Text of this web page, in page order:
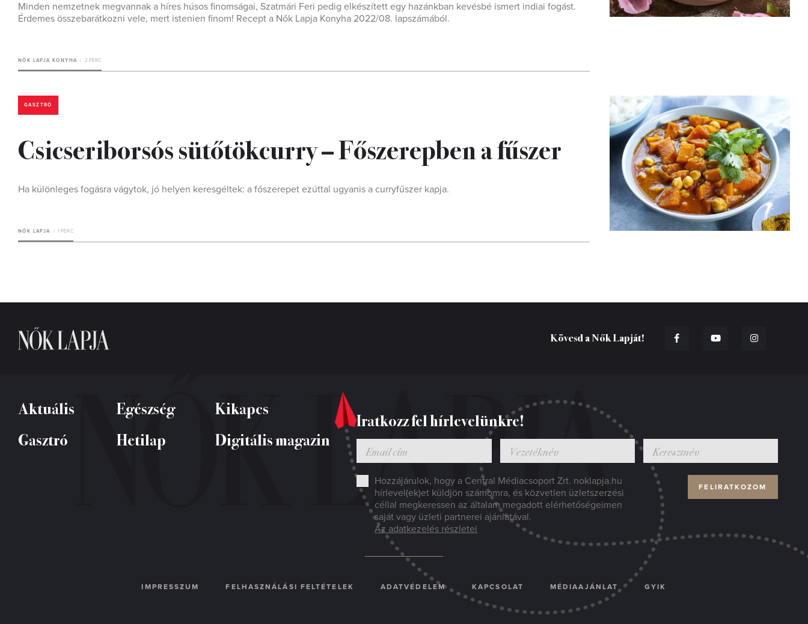
Minden nemzetnek megvannak a híres húsos finomságai, Szatmári Feri pedig elkészített egy hazánkban kevésbé ismert indiai fogást.
Érdemes összebarátkozni vele, mert istenien finom! Recept a Nők Lapja Konyha 2022/08. lapszámából.
NŐK LAPJA KONYHA 2 PERC
GASZTRÓ
Csicseriborsós sütőtökcurry – Főszerepben a fűszer
Ha különleges fogásra vágytok, jó helyen keresgéltek: a főszerepet ezúttal ugyanis a curryfűszer kapja.
NŐK LAPJA 1 PERC
Kövesd a Nők Lapját!
Aktuális Egészség
Kikapcs
Gasztró
Hetilap Digitális magazin
Iratkozz fel hírlevelünkre!
Hozzájárulok, hogy a Central Médiacsoport Zrt. noklapja.hu
hírlevel(ek)et küldjön számomra, és közvetlen üzletszerzési
céllal megkeressen az általam megadott elérhetőségeimen
saját vagy üzleti partnerei ajánlatával.
Az adatkezelés részletei
IMPRESSZUM FELHASZNÁLÁSI FELTÉTELEK ADATVÉDELEM KAPCSOLAT MÉDIAAJÁNLAT GYIK